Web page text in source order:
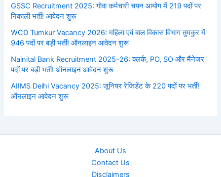
GSSC Recruitment 2025: गोवा कर्मचारी चयन आयोग में 219 पदों पर
निकाली भर्ती! आवेदन शुरू
WCD Tumkur Vacancy 2026: महिला एवं बाल विकास विभाग तुमकुर में
946 पदों पर बड़ी भर्ती! ऑनलाइन आवेदन शुरू
Nainital Bank Recruitment 2025-26: क्लर्क, PO, SO और मैनेजर
पदों पर बड़ी भर्ती! ऑनलाइन आवेदन शुरू
AIIMS Delhi Vacancy 2025: जूनियर रेजिडेंट के 220 पदों पर भर्ती!
ऑनलाइन आवेदन शुरू
About Us
Contact Us
Disclaimers